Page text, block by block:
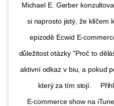
Michael E. Gerber
si naprosto jistý, že klíčem
epizodě Ecwid E-
důležitost otázky "Proč to
aktivní odkaz v biu, a pokud
který za tím stojí. ⠀
E-commerceshow na